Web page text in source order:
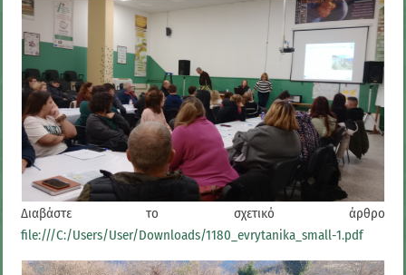
Διαβάστε το σχετικό άρθρο
file:///C:/Users/User/Downloads/1180_evrytanika_small-1.pdf